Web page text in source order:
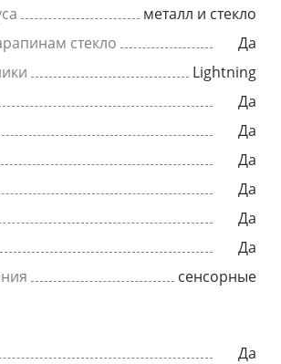
металл и стекло
стекло
Да
Lightning
Да
Да
Да
Да
Да
Да
сенсорные
Да